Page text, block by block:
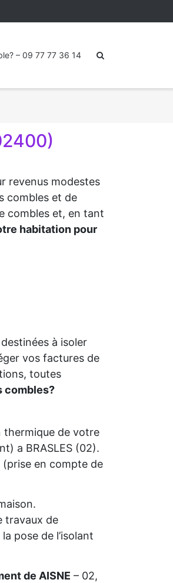
– 09 77 77 36 14
revenus modestes
combles et de
combles et, en tant
habitation pour
à isoler
vos factures de
toutes
combles?
thermique de votre
a BRASLES (02).
en compte de
travaux de
pose de l’isolant
de AISNE – 02,